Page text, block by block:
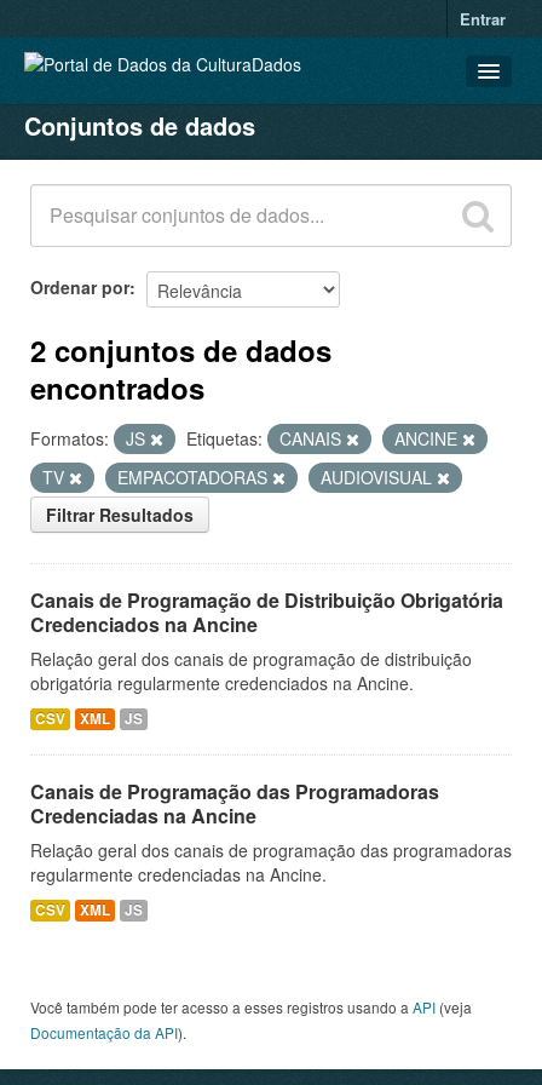
Entrar
CONJUNTOS DE DADOS
ORGANIZAÇÕES
GRUPOS
SOBRE
Conjuntos de dados
Ordenar por
2 conjuntos de dados
encontrados
Formatos: JS Etiquetas: CANAIS
ANCINE
TV
EMPACOTADORAS
AUDIOVISUAL
Filtrar Resultados
Canais de Programação de Distribuição Obrigatória
Credenciados na Ancine
Relação geral dos canais de programação de distribuição
obrigatória regularmente credenciados na Ancine.
CSV XML JS
Canais de Programação das Programadoras
Credenciadas na Ancine
Relação geral dos canais de programação das programadoras
regularmente credenciadas na Ancine.
CSV XML JS
Você também pode ter acesso a esses registros usando a API (veja
Documentação da API).